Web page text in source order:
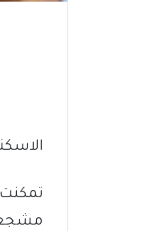
تمكنت
مشجعي